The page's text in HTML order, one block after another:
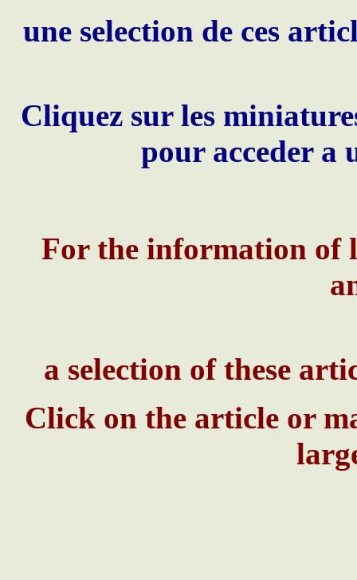
une selection de ces
Cliquez sur les
pour acceder a
For the information of
a selection of these
Click on the article or